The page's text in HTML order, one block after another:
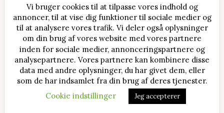
SENESTE OPSKRIFTER
Jordbærtærte med mascarponecreme
Klassisk cheesecake med kirsebær
Vi bruger cookies til at tilpasse vores indhold og
annoncer, til at vise dig funktioner til sociale medier og
til at analysere vores trafik. Vi deler også oplysninger
om din brug af vores website med vores partnere
inden for sociale medier, annonceringspartnere og
analysepartnere. Vores partnere kan kombinere disse
data med andre oplysninger, du har givet dem, eller
som de har indsamlet fra din brug af deres tjenester.
Cookie indstillinger
Jeg accepterer